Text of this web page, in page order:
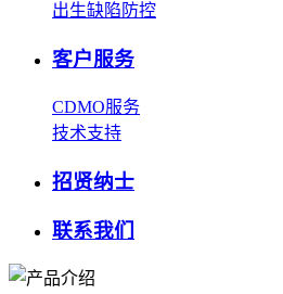
出生缺陷防控
客户服务
CDMO服务
技术支持
招贤纳士
联系我们